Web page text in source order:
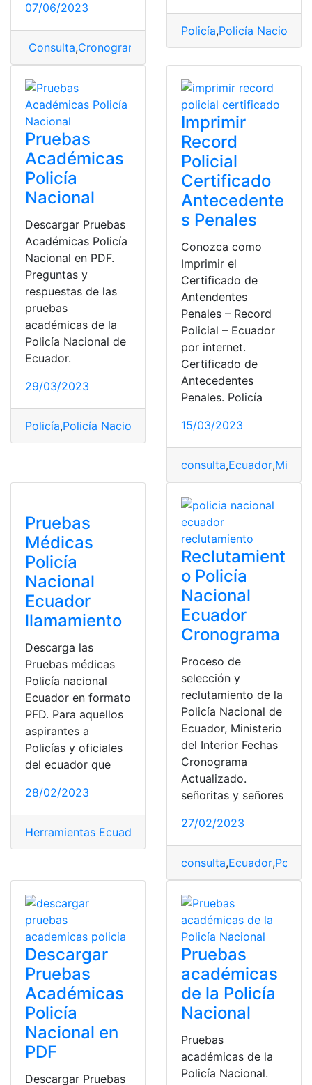
07/06/2023
Consulta,Cronograma Policía,Policía Nacional,
Policía,Policía Nacional
Pruebas
Académicas
Policía
Nacional
Descargar Pruebas
Académicas Policía
Nacional en PDF.
Preguntas y
respuestas de las
pruebas
académicas de la
Policía Nacional de
Ecuador.
29/03/2023
Policía,Policía Nacional Policía Nacional del Ecuador
Imprimir
Record
Policial
Certificado
Antecedente
s Penales
Conozca como
Imprimir el
Certificado de
Antendentes
Penales – Record
Policial – Ecuador
por internet.
Certificado de
Antecedentes
Penales. Policía
15/03/2023
consulta,Ecuador,
Pruebas
Médicas
Policía
Nacional
Ecuador
llamamiento
Descarga las
Pruebas médicas
Policía nacional
Ecuador en formato
PFD. Para aquellos
aspirantes a
Policías y oficiales
del ecuador que
28/02/2023
Herramientas Ecuador Policía Nacional top1
Reclutamient
o Policía
Nacional
Ecuador
Cronograma
Proceso de
selección y
reclutamiento de la
Policía Nacional de
Ecuador, Ministerio
del Interior Fechas
Cronograma
Actualizado.
señoritas y señores
27/02/2023
consulta,Ecuador,
Descargar
Pruebas
Académicas
Policía
Nacional en
PDF
Descargar Pruebas
Pruebas
académicas
de la Policía
Nacional
Pruebas
académicas de la
Policía Nacional.